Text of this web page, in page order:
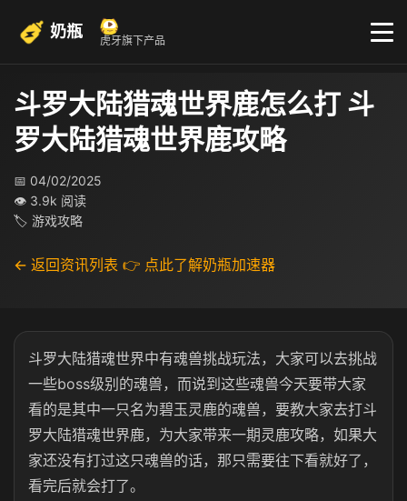
奶瓶 虎牙旗下产品
斗罗大陆猎魂世界鹿怎么打 斗
罗大陆猎魂世界鹿攻略
📅 04/02/2025
👁 3.9k 阅读
🏷 游戏攻略
← 返回资讯列表 👉 点此了解奶瓶加速器
斗罗大陆猎魂世界中有魂兽挑战玩法，大家可以去挑战
一些boss级别的魂兽，而说到这些魂兽今天要带大家
看的是其中一只名为碧玉灵鹿的魂兽，要教大家去打斗
罗大陆猎魂世界鹿，为大家带来一期灵鹿攻略，如果大
家还没有打过这只魂兽的话，那只需要往下看就好了，
看完后就会打了。